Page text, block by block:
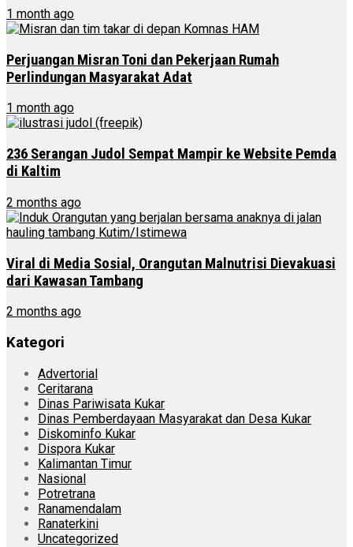
1 month ago
Perjuangan Misran Toni dan Pekerjaan Rumah
Perlindungan Masyarakat Adat
1 month ago
236 Serangan Judol Sempat Mampir ke Website Pemda
di Kaltim
2 months ago
Viral di Media Sosial, Orangutan Malnutrisi Dievakuasi
dari Kawasan Tambang
2 months ago
Kategori
Advertorial
Ceritarana
Dinas Pariwisata Kukar
Dinas Pemberdayaan Masyarakat dan Desa Kukar
Diskominfo Kukar
Dispora Kukar
Kalimantan Timur
Nasional
Potretrana
Ranamendalam
Ranaterkini
Uncategorized